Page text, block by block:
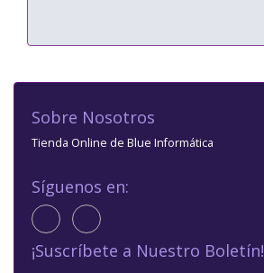
Sobre Nosotros
Tienda Online de Blue Informática
Síguenos en:
¡Suscríbete a Nuestro Boletín!